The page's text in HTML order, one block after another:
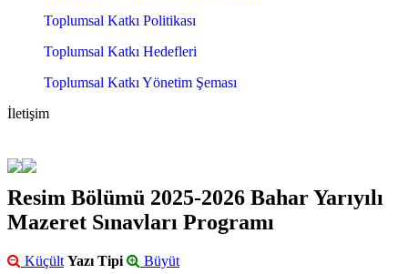
Toplumsal Katkı Politikası
Toplumsal Katkı Hedefleri
Toplumsal Katkı Yönetim Şeması
İletişim
Resim Bölümü 2025-2026 Bahar Yarıyılı
Mazeret Sınavları Programı
Küçült Yazı Tipi Büyüt